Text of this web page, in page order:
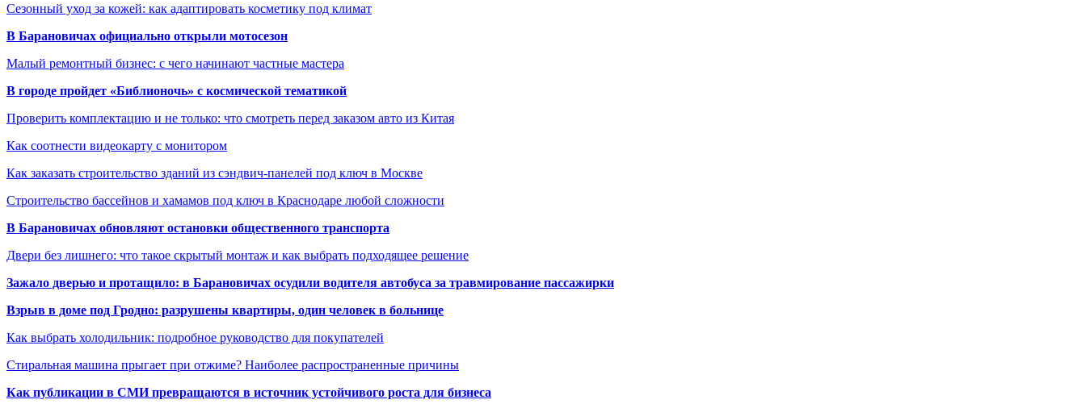
Сезонный уход за кожей: как адаптировать косметику под климат
В Барановичах официально открыли мотосезон
Малый ремонтный бизнес: с чего начинают частные мастера
В городе пройдет «Библионочь» с космической тематикой
Проверить комплектацию и не только: что смотреть перед заказом авто из Китая
Как соотнести видеокарту с монитором
Как заказать строительство зданий из сэндвич-панелей под ключ в Москве
Строительство бассейнов и хамамов под ключ в Краснодаре любой сложности
В Барановичах обновляют остановки общественного транспорта
Двери без лишнего: что такое скрытый монтаж и как выбрать подходящее решение
Зажало дверью и протащило: в Барановичах осудили водителя автобуса за травмирование пассажирки
Взрыв в доме под Гродно: разрушены квартиры, один человек в больнице
Как выбрать холодильник: подробное руководство для покупателей
Стиральная машина прыгает при отжиме? Наиболее распространенные причины
Как публикации в СМИ превращаются в источник устойчивого роста для бизнеса